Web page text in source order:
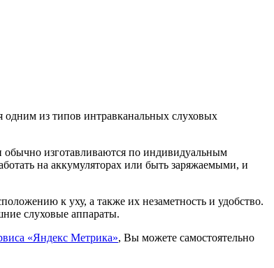
из типов интравканальных слуховых
изготавливаются по индивидуальным
на аккумуляторах или быть заряжаемыми, и
к уху, а также их незаметность и удобство.
слуховые аппараты.
«Яндекс Метрика», Вы можете самостоятельно